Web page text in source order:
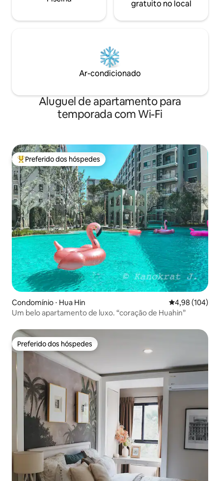
gratuito no local
Ar-condicionado
Aluguel de apartamento para
temporada com Wi-Fi
Entre os melhores preferidos dos hóspedes
Preferido dos hóspedes
Condomínio ⋅ Hua Hin 4,98 de uma
4,98 (104)
Um belo apartamento de luxo. “coração de Huahin”
Preferido dos hóspedes
Preferido dos hóspedes